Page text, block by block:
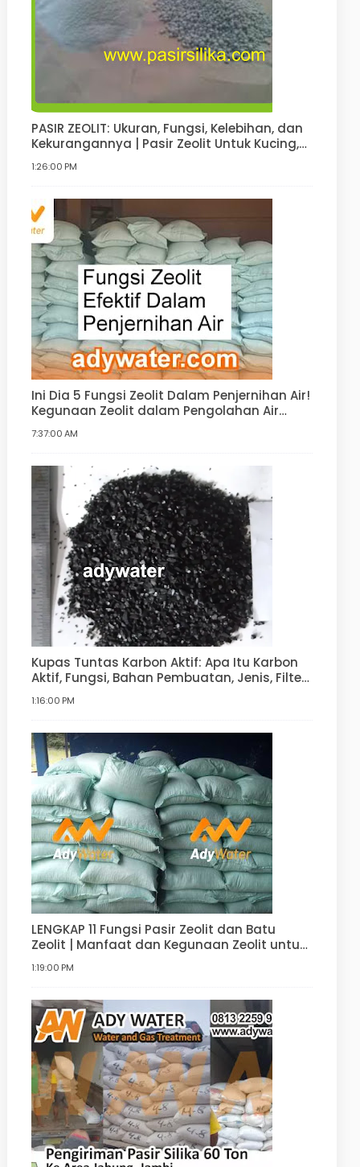
PASIR ZEOLIT: Ukuran, Fungsi, Kelebihan, dan
Kekurangannya | Pasir Zeolit Untuk Kucing,
1:26:00 PM
Ini Dia 5 Fungsi Zeolit Dalam Penjernihan Air!
Kegunaan Zeolit dalam Pengolahan Air
7:37:00 AM
Kupas Tuntas Karbon Aktif: Apa Itu Karbon
Aktif, Fungsi, Bahan Pembuatan, Jenis, Filter
1:16:00 PM
LENGKAP 11 Fungsi Pasir Zeolit dan Batu
Zeolit | Manfaat dan Kegunaan Zeolit untuk
1:19:00 PM